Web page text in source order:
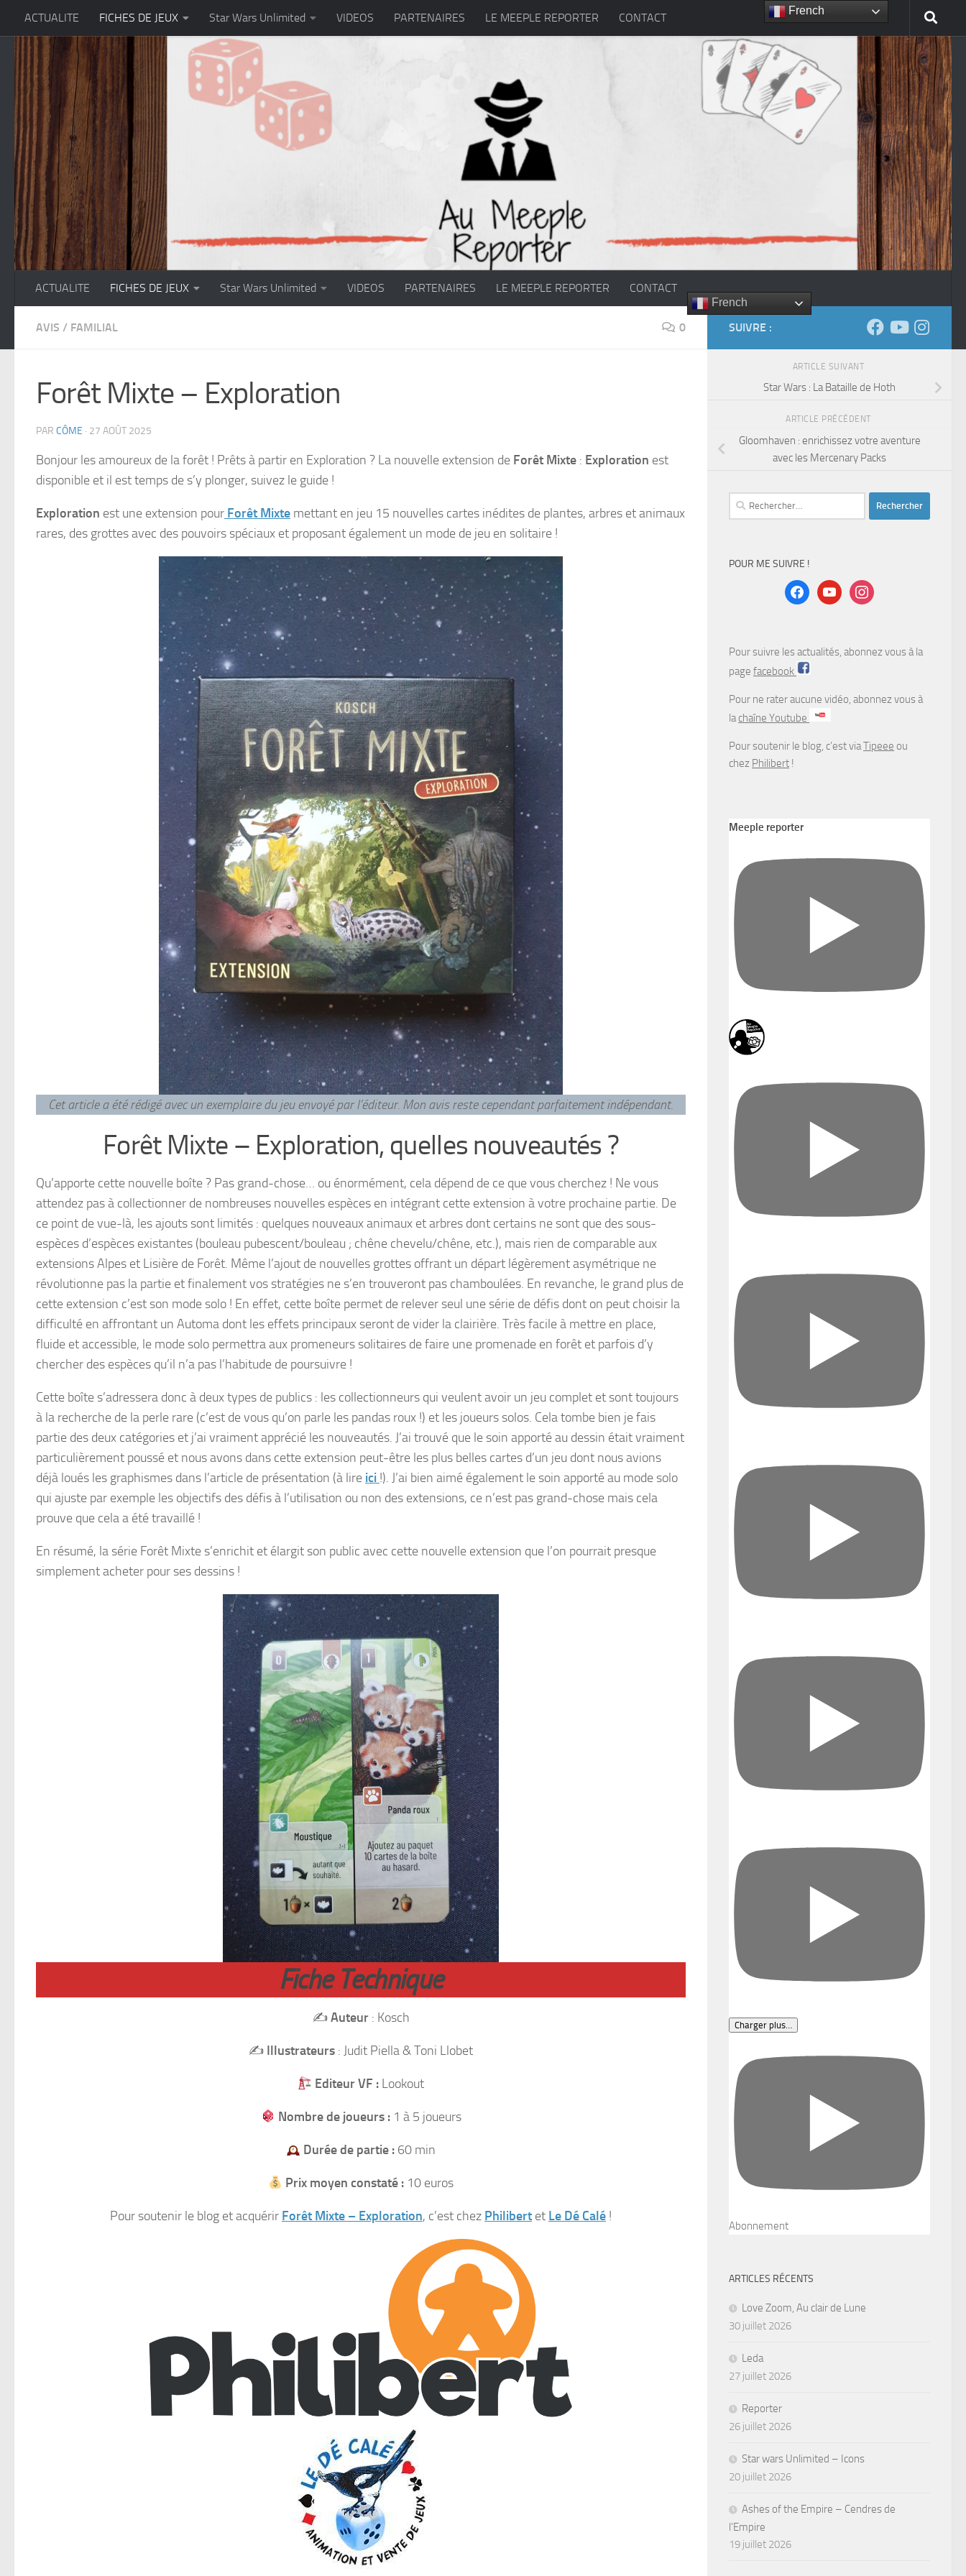
Skip to content
ACTUALITE FICHES DE JEUX Star Wars Unlimited VIDEOS PARTENAIRES LE MEEPLE REPORTER CONTACT
ACTUALITE FICHES DE JEUX Star Wars Unlimited VIDEOS PARTENAIRES LE MEEPLE REPORTER CONTACT
French
AVIS / FAMILIAL 0
Forêt Mixte – Exploration
PAR CÔME · 27 AOÛT 2025
Bonjour les amoureux de la forêt ! Prêts à partir en Exploration ? La nouvelle extension de Forêt Mixte : Exploration est
disponible et il est temps de s’y plonger, suivez le guide !
Exploration est une extension pour Forêt Mixte mettant en jeu 15 nouvelles cartes inédites de plantes, arbres et animaux
rares, des grottes avec des pouvoirs spéciaux et proposant également un mode de jeu en solitaire !
Cet article a été rédigé avec un exemplaire du jeu envoyé par l’éditeur. Mon avis reste cependant parfaitement indépendant.
Forêt Mixte – Exploration, quelles nouveautés ?
Qu’apporte cette nouvelle boîte ? Pas grand-chose… ou énormément, cela dépend de ce que vous cherchez ! Ne vous
attendez pas à collectionner de nombreuses nouvelles espèces en intégrant cette extension à votre prochaine partie. De
ce point de vue-là, les ajouts sont limités : quelques nouveaux animaux et arbres dont certains ne sont que des sous-
espèces d’espèces existantes (bouleau pubescent/bouleau ; chêne chevelu/chêne, etc.), mais rien de comparable aux
extensions Alpes et Lisière de Forêt. Même l’ajout de nouvelles grottes offrant un départ légèrement asymétrique ne
révolutionne pas la partie et finalement vos stratégies ne s’en trouveront pas chamboulées. En revanche, le grand plus de
cette extension c’est son mode solo ! En effet, cette boîte permet de relever seul une série de défis dont on peut choisir la
difficulté en affrontant un Automa dont les effets principaux seront de vider la clairière. Très facile à mettre en place,
fluide et accessible, le mode solo permettra aux promeneurs solitaires de faire une promenade en forêt et parfois d’y
chercher des espèces qu’il n’a pas l’habitude de poursuivre !
Cette boîte s’adressera donc à deux types de publics : les collectionneurs qui veulent avoir un jeu complet et sont toujours
à la recherche de la perle rare (c’est de vous qu’on parle les pandas roux !) et les joueurs solos. Cela tombe bien je fais
partie des deux catégories et j’ai vraiment apprécié les nouveautés. J’ai trouvé que le soin apporté au dessin était vraiment
particulièrement poussé et nous avons dans cette extension peut-être les plus belles cartes d’un jeu dont nous avions
déjà loués les graphismes dans l’article de présentation (à lire ici !). J’ai bien aimé également le soin apporté au mode solo
qui ajuste par exemple les objectifs des défis à l’utilisation ou non des extensions, ce n’est pas grand-chose mais cela
prouve que cela a été travaillé !
En résumé, la série Forêt Mixte s’enrichit et élargit son public avec cette nouvelle extension que l’on pourrait presque
simplement acheter pour ses dessins !
Fiche Technique
✍️Auteur: Kosch
✍️ Illustrateurs : Judit Piella & Toni Llobet
Editeur VF : Lookout
Nombre de joueurs :1 à 5 joueurs
Durée de partie : 60 min
Prix moyen constaté : 10 euros
Pour soutenir le blog et acquérir Forêt Mixte – Exploration, c’est chez Philibert et Le Dé Calé !
SUIVRE :
ARTICLE SUIVANT
Star Wars : La Bataille de Hoth
ARTICLE PRÉCÉDENT
Gloomhaven : enrichissez votre aventure
avec les Mercenary Packs
Rechercher :
POUR ME SUIVRE !
facebookyoutubeinstagram
Pour suivre les actualités, abonnez vous à la
page facebook
Pour ne rater aucune vidéo, abonnez vous à
la chaîne Youtube
Pour soutenir le blog, c’est viaTipeee ou
chez Philibert !
Meeple reporter
Charger plus…
Abonnement
ARTICLES RÉCENTS
Love Zoom, Au clair de Lune
30 juillet 2026
Leda
27 juillet 2026
Reporter
26 juillet 2026
Star wars Unlimited – Icons
20 juillet 2026
Ashes of the Empire – Cendres de
l’Empire
19 juillet 2026
French